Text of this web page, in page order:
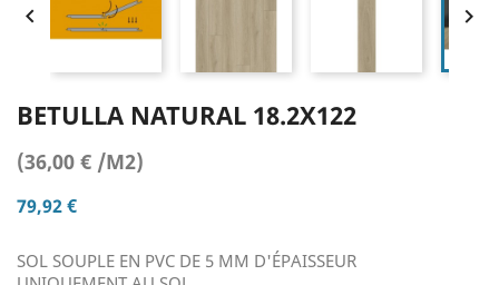
 
BETULLA NATURAL 18.2X122
(36,00 € /M2)
79,92 €
SOL SOUPLE EN PVC DE 5 MM D'ÉPAISSEUR